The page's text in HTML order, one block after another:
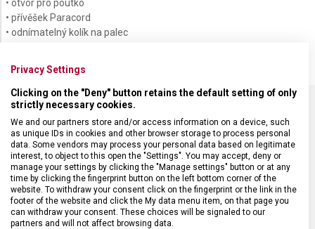
• otvor pro poutko
• přívěšek Paracord
• odnímatelný kolík na palec
SPECIFIKACE PRODUKTU
DRUH ZBOŽÍ Kapesní nože
Privacy Settings
Clicking on the "Deny" button retains the default setting of only
strictly necessary cookies.
We and our partners store and/or access information on a device, such
as unique IDs in cookies and other browser storage to process personal
data. Some vendors may process your personal data based on legitimate
interest, to object to this open the "Settings". You may accept, deny or
manage your settings by clicking the "Manage settings" button or at any
time by clicking the fingerprint button on the left bottom corner of the
website. To withdraw your consent click on the fingerprint or the link in the
footer of the website and click the My data menu item, on that page you
can withdraw your consent. These choices will be signaled to our
partners and will not affect browsing data.